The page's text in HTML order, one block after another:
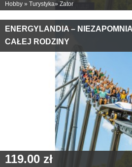
Hobby » Turystyka» Zator
ENERGYLANDIA –
CAŁEJ RODZINY
119.00 zł